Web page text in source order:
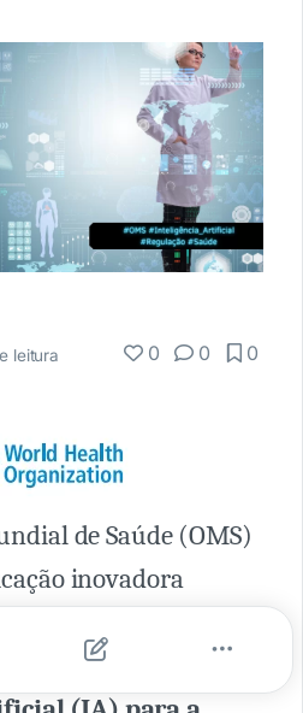
leitura 0 0 0
de Saúde (OMS)
inovadora
à